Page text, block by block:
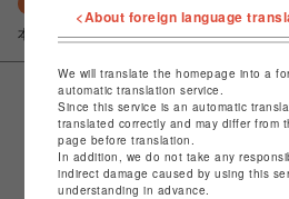
本日の業務、ザ・森東案件。
新
VIEW
<About foreign language
We will translate the homepage into a
automatic translation service.
Since this service is an automatic
translated correctly and may differ from
page before translation.
In addition, we do not take any
indirect damage caused by using this
understanding in advance.